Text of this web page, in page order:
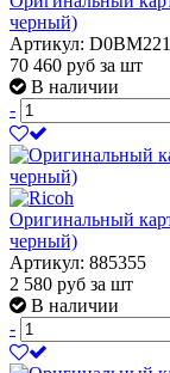
черный)
Артикул:
70 460 руб за шт
В наличии
-
Оригинальный
черный)
Артикул: 885355
2 580 руб за шт
В наличии
-